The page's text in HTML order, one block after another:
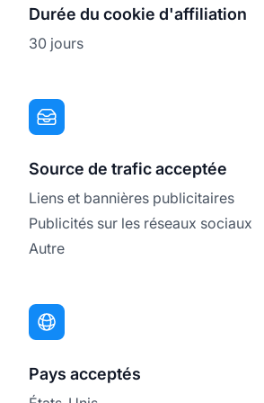
Durée du cookie d'affiliation
30 jours
Source de trafic acceptée
Liens et bannières publicitaires
Publicités sur les réseaux sociaux
Autre
Pays acceptés